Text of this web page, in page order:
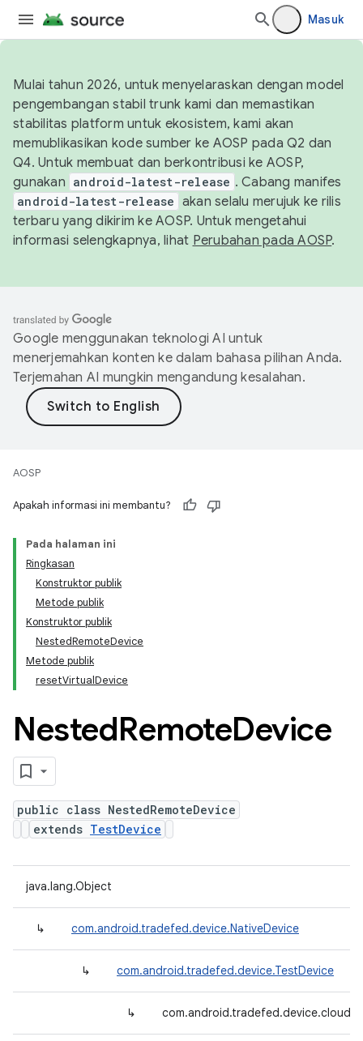
Masuk
Mulai tahun 2026, untuk menyelaraskan dengan model
pengembangan stabil trunk kami dan memastikan
stabilitas platform untuk ekosistem, kami akan
memublikasikan kode sumber ke AOSP pada Q2 dan
Q4. Untuk membuat dan berkontribusi ke AOSP,
gunakan android-latest-release . Cabang manifes
android-latest-release akan selalu merujuk ke rilis
terbaru yang dikirim ke AOSP. Untuk mengetahui
informasi selengkapnya, lihat Perubahan pada AOSP.
Google menggunakan teknologi AI untuk
menerjemahkan konten ke dalam bahasa pilihan Anda.
Terjemahan AI mungkin mengandung kesalahan.
AOSP
Apakah informasi ini membantu?
Pada halaman ini
Ringkasan
Konstruktor publik
Metode publik
Konstruktor publik
NestedRemoteDevice
Metode publik
resetVirtualDevice
NestedRemoteDevice
public class NestedRemoteDevice
extends TestDevice
java.lang.Object
↳ com.android.tradefed.device.NativeDevice
↳ com.android.tradefed.device.TestDevice
↳